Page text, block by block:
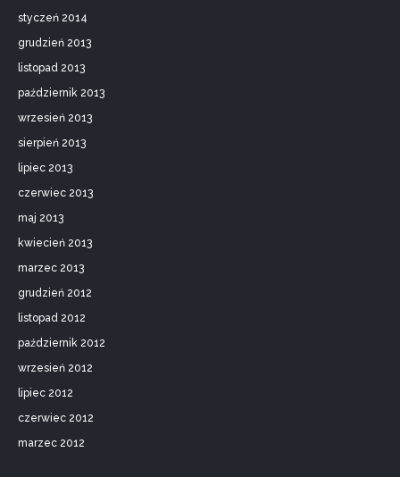
styczeń 2014
grudzień 2013
listopad 2013
październik 2013
wrzesień 2013
sierpień 2013
lipiec 2013
czerwiec 2013
maj 2013
kwiecień 2013
marzec 2013
grudzień 2012
listopad 2012
październik 2012
wrzesień 2012
lipiec 2012
czerwiec 2012
marzec 2012